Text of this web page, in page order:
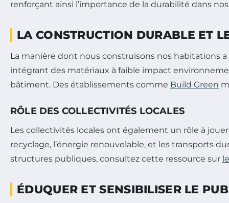
renforçant ainsi l’importance de la durabilité dans
LA CONSTRUCTION DURABLE ET
La manière dont nous construisons nos habitations
intégrant des matériaux à faible impact
bâtiment. Des établissements comme Build Green
RÔLE DES COLLECTIVITÉS LOCALES
Les collectivités locales ont également un rôle à
recyclage, l’énergie renouvelable, et les transports
structures publiques, consultez cette ressource sur
ÉDUQUER ET SENSIBILISER LE